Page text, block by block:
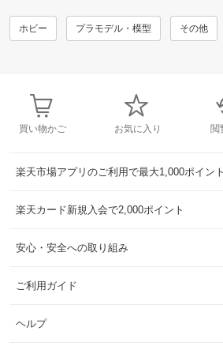
ホビー プラモデル・模型 その他
買い物かご お気に入り 閲
楽天市場アプリのご利用で最大1,000ポイン
楽天カード新規入会で2,000ポイント
安心・安全への取り組み
ご利用ガイド
ヘルプ